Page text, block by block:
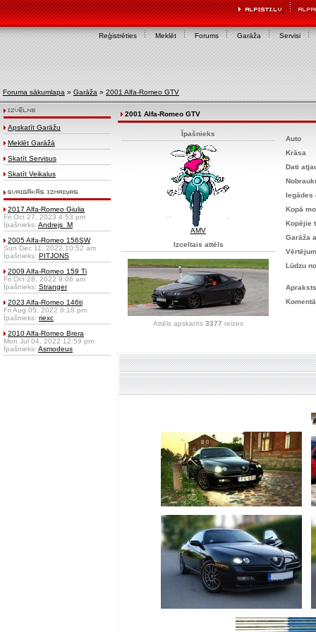
Reģistrēties Meklēt Forums Garāža Servisi
Foruma sākumlapa » Garāža » 2001 Alfa-Romeo GTV
Apskatīt Garāžu
Meklēt Garāžā
Skatīt Servisus
Skatīt Veikalus
2017 Alfa-Romeo Giulia
Fri Oct 27, 2023 4:53 pm
Īpašnieks: Andrejs_M
2005 Alfa-Romeo 156SW
Sun Dec 11, 2022 10:52 am
Īpašnieks: PITJONS
2009 Alfa-Romeo 159 Ti
Fri Oct 28, 2022 9:06 am
Īpašnieks: Stranger
2023 Alfa-Romeo 146ti
Fri Aug 05, 2022 8:18 pm
Īpašnieks: riexc
2010 Alfa-Romeo Brera
Mon Jul 04, 2022 12:59 pm
Īpašnieks: Asmodeus
2001 Alfa-Romeo GTV
Īpašnieks
AMV
Izceltais attēls
Attēls apskatīts 3377 reizes
Auto
Krāsa
Dati
Iegādes
Kopā
Kopējie
Garāža
Lūdzu
Apraksts